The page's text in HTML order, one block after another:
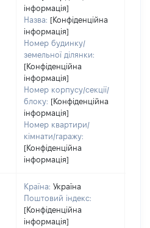
інформація]
Назва: [Конфіденційна
інформація]
Номер будинку/
земельної ділянки:
[Конфіденційна
інформація]
Номер корпусу/секції/
блоку: [Конфіденційна
інформація]
Номер квартири/
кімнати/гаражу:
[Конфіденційна
інформація]
Країна: Україна
Поштовий індекс:
[Конфіденційна
інформація]